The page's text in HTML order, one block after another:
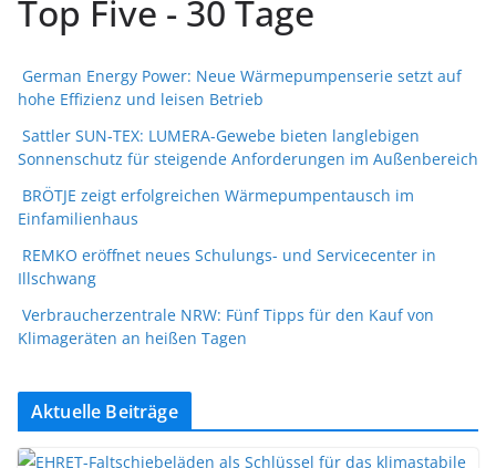
Top Five - 30 Tage
German Energy Power: Neue Wärmepumpenserie setzt auf
hohe Effizienz und leisen Betrieb
Sattler SUN-TEX: LUMERA-Gewebe bieten langlebigen
Sonnenschutz für steigende Anforderungen im Außenbereich
BRÖTJE zeigt erfolgreichen Wärmepumpentausch im
Einfamilienhaus
REMKO eröffnet neues Schulungs- und Servicecenter in
Illschwang
Verbraucherzentrale NRW: Fünf Tipps für den Kauf von
Klimageräten an heißen Tagen
Aktuelle Beiträge